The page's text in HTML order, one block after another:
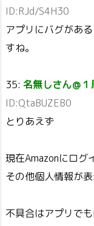
ID:RJd/S4H30
アプリにバグがあ
すね。
35: 名無しさん＠１
ID:QtaBUZEB0
とりあえず
現在Amazonにログ
その他個人情報が
不具合はアプリで